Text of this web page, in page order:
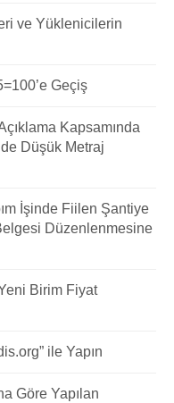
ve Yüklenicilerin
Geçiş
Kapsamında
Düşük Metraj
İşinde Fiilen Şantiye
Düzenlenmesine
Yeni Birim Fiyat
ile Yapın
Göre Yapılan